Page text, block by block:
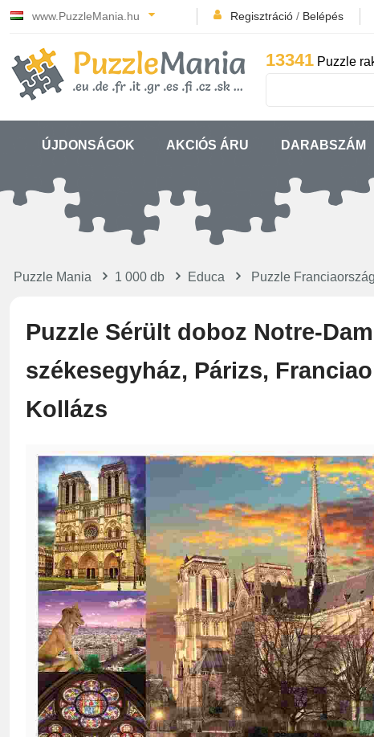
www.PuzzleMania.hu Regisztráció / Belépés
13341 Puzzle
ÚJDONSÁGOK AKCIÓS ÁRU DARABSZÁM
Puzzle Mania 1 000 db Educa Puzzle Franciaország
Puzzle Sérült doboz Notre-
székesegyház, Párizs,
Kollázs